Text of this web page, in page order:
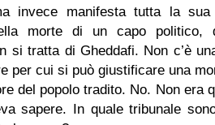
invece manifesta tutta la sua
morte di un capo politico,
si tratta di Gheddafi. Non c’è
per cui si può giustificare una
del popolo tradito. No. Non era
sapere. In quale tribunale